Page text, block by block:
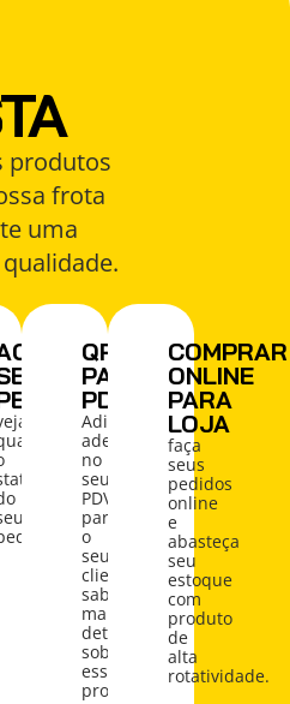
produtos
frota
uma
QRCODE
PARA
PDV
Adicione
adesivos
no
seu
PDV
para
o
seu
cliente
saber
mais
detalhes
sobre
esse
produto.
COMPRAR
ONLINE
PARA
LOJA
faça
seus
pedidos
online
e
abasteça
seu
estoque
com
produto
de
alta
rotatividade.